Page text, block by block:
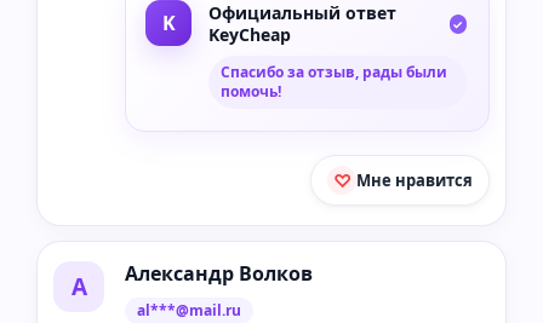
Официальный ответ
KeyCheap
Спасибо за отзыв, рады были
помочь!
Мне нравится
А Александр Волков
al***@mail.ru